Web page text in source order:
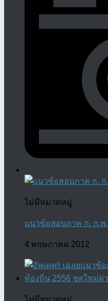
ไม่มีหมวดหมู่
แนวข้อสอบภาค ก. ก.พ.
4 พฤษภาคม 2012
ไม่มีหมวดหมู่